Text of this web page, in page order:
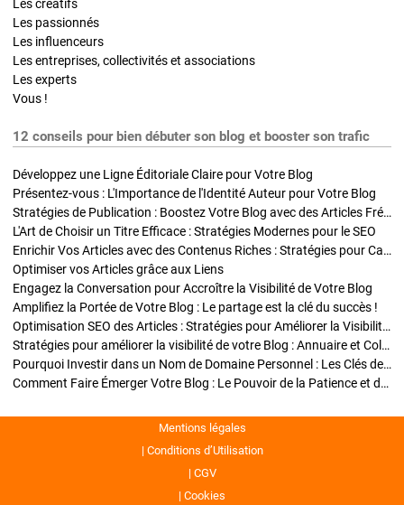
Les créatifs
Les passionnés
Les influenceurs
Les entreprises, collectivités et associations
Les experts
Vous !
12 conseils pour bien débuter son blog et booster son trafic
Développez une Ligne Éditoriale Claire pour Votre Blog
Présentez-vous : L'Importance de l'Identité Auteur pour Votre Blog
Stratégies de Publication : Boostez Votre Blog avec des Articles Fréquents et Exclusifs
L'Art de Choisir un Titre Efficace : Stratégies Modernes pour le SEO
Enrichir Vos Articles avec des Contenus Riches : Stratégies pour Captiver et Optimiser
Optimiser vos Articles grâce aux Liens
Engagez la Conversation pour Accroître la Visibilité de Votre Blog
Amplifiez la Portée de Votre Blog : Le partage est la clé du succès !
Optimisation SEO des Articles : Stratégies pour Améliorer la Visibilité de Votre Blog
Stratégies pour améliorer la visibilité de votre Blog : Annuaire et Collaborations
Pourquoi Investir dans un Nom de Domaine Personnel : Les Clés de la Réussite de Votre Blog
Comment Faire Émerger Votre Blog : Le Pouvoir de la Patience et de la Persévérance
Mentions légales
Conditions d’Utilisation
CGV
Cookies